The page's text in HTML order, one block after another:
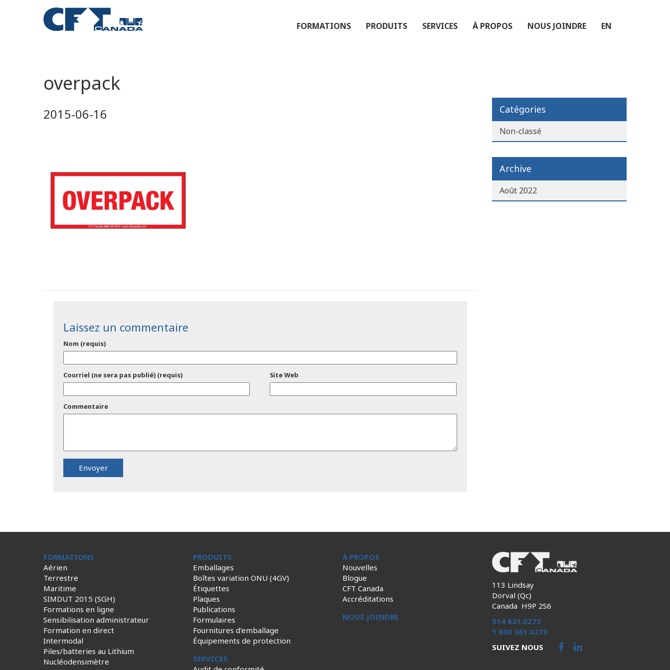
FORMATIONS PRODUITS SERVICES À PROPOS NOUS JOINDRE EN
overpack
2015-06-16
Laissez un commentaire
Nom (requis)
Courriel (ne sera pas publié) (requis) Site Web
Commentaire
Catégories
Non-classé
Archive
Août 2022
FORMATIONS
Aérien
Terrestre
Maritime
SIMDUT 2015 (SGH)
Formations en ligne
Sensibilisation administrateur
Formation en direct
Intermodal
Piles/batteries au Lithium
Nucléodensimètre
PRODUITS
Emballages
Boîtes variation ONU (4GV)
Étiquettes
Plaques
Publications
Formulaires
Fournitures d'emballage
Équipements de protection
SERVICES
À PROPOS
Nouvelles
Blogue
CFT Canada
Accréditations
NOUS JOINDRE
113 Lindsay
Dorval (Qc)
Canada H9P 2S6
514 631.0273
1 800 361.0273
SUIVEZ NOUS